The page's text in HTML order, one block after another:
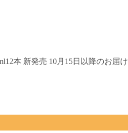
本 新発売 10月15日以降のお届け